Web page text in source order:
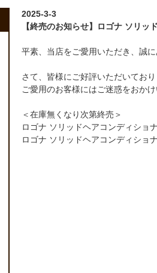
2025-3-3
【終売のお知らせ】ロゴナ ソリッ
平素、当店をご愛用いただき、誠に
さて、皆様にご好評いただいてお
ご愛用のお客様にはご迷惑をおか
＜在庫無くなり次第終売＞
ロゴナ ソリッドヘアコンディショ
ロゴナ ソリッドヘアコンディショ